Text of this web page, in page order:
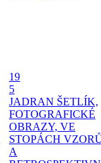
19
5
JADRAN ŠETLÍK,
FOTOGRAFICKÉ
OBRAZY, VE
STOPÁCH
A